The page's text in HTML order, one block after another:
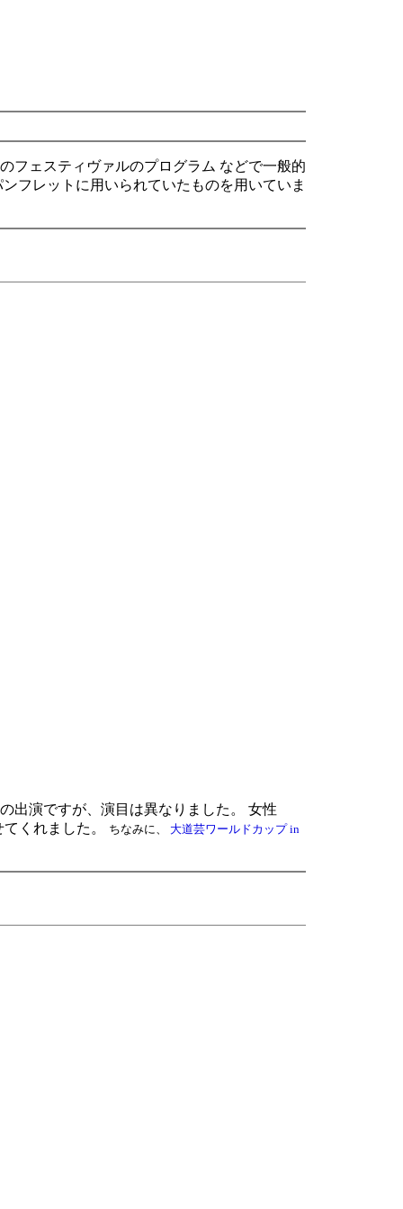
フェスティヴァルのプログラム などで一般的
フレットに用いられていたものを用いていま
出演ですが、演目は異なりました。 女性
くれました。
ちなみに、 大道芸ワールドカップ in